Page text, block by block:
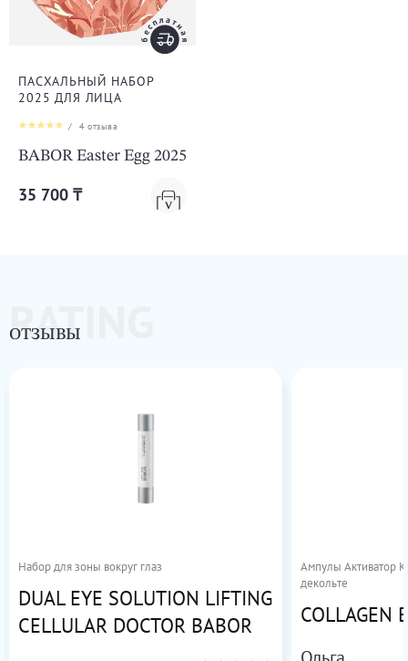
ПАСХАЛЬНЫЙ НАБОР
2025 ДЛЯ ЛИЦА
/ 4отзыва
BABOR Easter Egg 2025
35 700 ₸
RATING
ОТЗЫВЫ
Набор для зоны вокруг глаз
DUAL EYE SOLUTION LIFTING
CELLULAR DOCTOR BABOR
Ампулы Активатор
декольте
COLLAGEN